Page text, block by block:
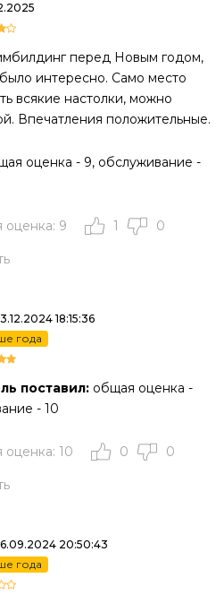
перед Новым годом,
интересно. Само место
всякие настолки, можно
Впечатления положительные.
оценка - 9, обслуживание -
оценка: 9 1 0
18:15:36
года
поставил: общая оценка -
- 10
оценка: 10 0 0
20:50:43
года